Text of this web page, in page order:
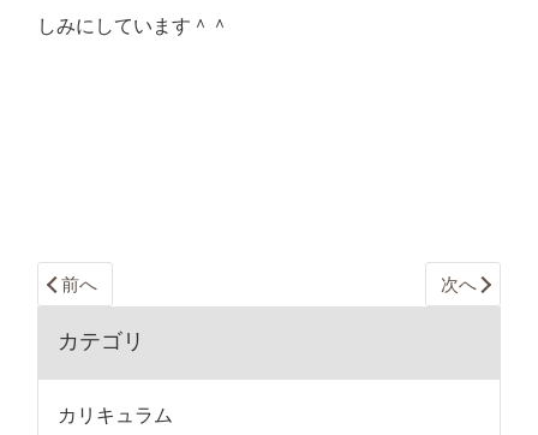
しみにしています＾＾
前へ 次へ
カテゴリ
カリキュラム